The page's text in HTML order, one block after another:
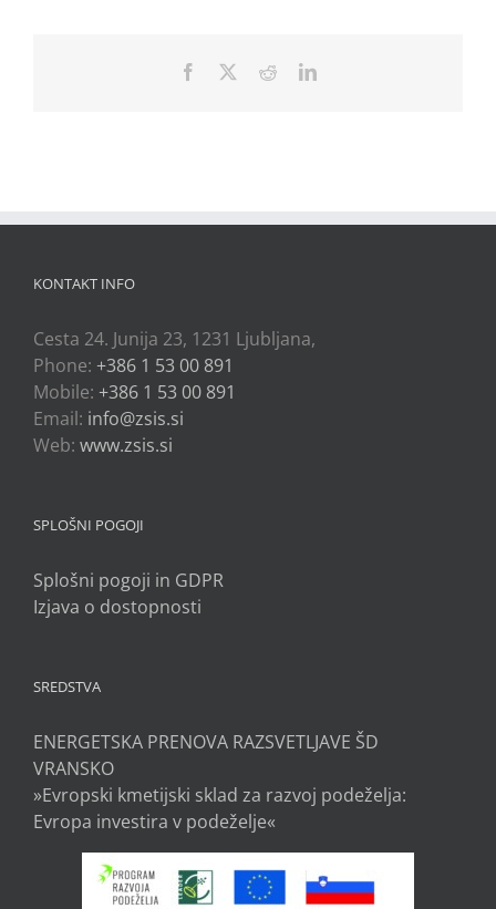
Facebook RedditLinkedIn
KONTAKT INFO
Cesta 24. Junija 23, 1231 Ljubljana,
Phone: +386 1 53 00 891
Mobile: +386 1 53 00 891
Email: info@zsis.si
Web: www.zsis.si
SPLOŠNI POGOJI
Splošni pogoji in GDPR
Izjava o dostopnosti
SREDSTVA
ENERGETSKA PRENOVA RAZSVETLJAVE ŠD
VRANSKO
»Evropski kmetijski sklad za razvoj podeželja:
Evropa investira v podeželje«